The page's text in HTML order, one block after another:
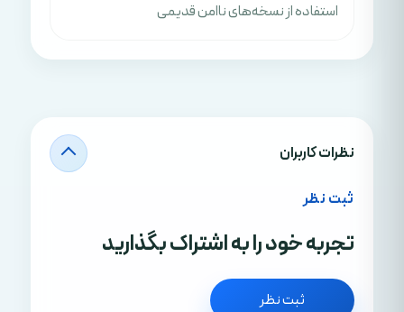
استفاده از نسخه‌های ناامن قدیمی
نظرات کاربران
ثبت نظر
تجربه خود را به اشتراک بگذارید
ثبت نظر